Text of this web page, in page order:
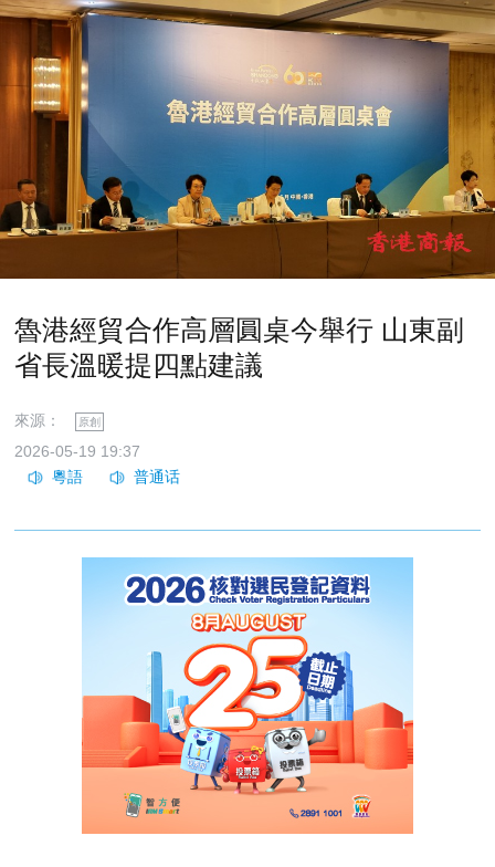
魯港經貿合作高層圓桌今舉行 山東副
省長溫暖提四點建議
來源： 原創
2026-05-19 19:37